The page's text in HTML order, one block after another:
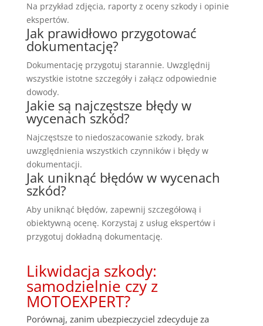
Na przykład zdjęcia, raporty z oceny szkody i opinie
ekspertów.
Jak prawidłowo przygotować
dokumentację?
Dokumentację przygotuj starannie. Uwzględnij
wszystkie istotne szczegóły i załącz odpowiednie
dowody.
Jakie są najczęstsze błędy w
wycenach szkód?
Najczęstsze to niedoszacowanie szkody, brak
uwzględnienia wszystkich czynników i błędy w
dokumentacji.
Jak uniknąć błędów w wycenach
szkód?
Aby uniknąć błędów, zapewnij szczegółową i
obiektywną ocenę. Korzystaj z usług ekspertów i
przygotuj dokładną dokumentację.
Likwidacja szkody:
samodzielnie czy z
MOTOEXPERT?
Porównaj, zanim ubezpieczyciel zdecyduje za